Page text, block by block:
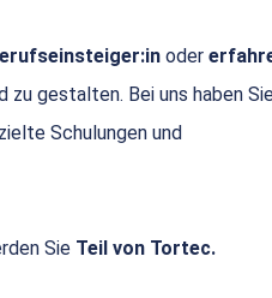
oder
gestalten. Bei uns haben
Schulungen und
Sie Teil von Tortec.